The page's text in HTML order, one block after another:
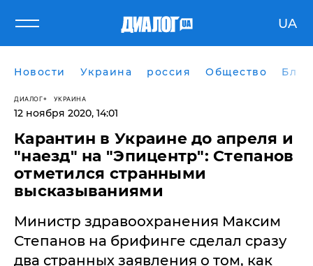
UA
Новости Украина россия Общество
ДИАЛОГ УКРАИНА
12 ноября 2020, 14:01
Карантин в Украине до апреля и
"наезд" на "Эпицентр": Степанов
отметился странными
высказываниями
Министр здравоохранения Максим
Степанов на брифинге сделал сразу
два странных заявления о том, как